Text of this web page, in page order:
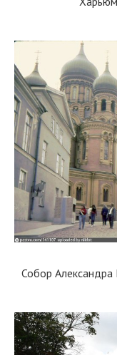
Собор Александра